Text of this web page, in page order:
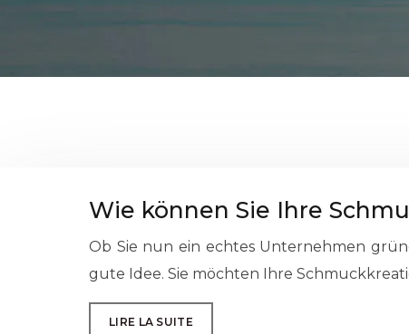
Wie können Sie Ihre
Ob Sie nun ein echtes Unternehmen
gute Idee. Sie möchten Ihre
LIRE LA SUITE